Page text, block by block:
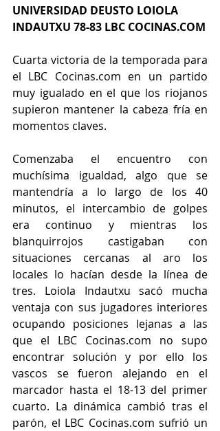
UNIVERSIDAD DEUSTO LOIOLA
INDAUTXU 78-83 LBC COCINAS.COM
Cuarta victoria de la temporada para
el LBC Cocinas.com en un partido
muy igualado en el que los riojanos
supieron mantener la cabeza fría en
momentos claves.
Comenzaba el encuentro con
muchísima igualdad, algo que se
mantendría a lo largo de los 40
minutos, el intercambio de golpes
era continuo y mientras los
blanquirrojos castigaban con
situaciones cercanas al aro los
locales lo hacían desde la línea de
tres. Loiola Indautxu sacó mucha
ventaja con sus jugadores interiores
ocupando posiciones lejanas a las
que el LBC Cocinas.com no supo
encontrar solución y por ello los
vascos se fueron alejando en el
marcador hasta el 18-13 del primer
cuarto. La dinámica cambió tras el
parón, el LBC Cocinas.com sufrió un